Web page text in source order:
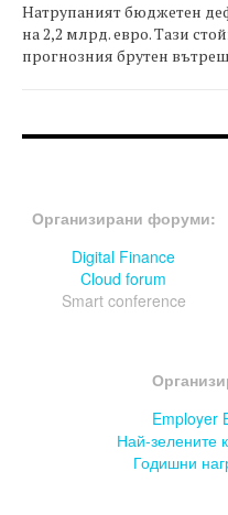
Натрупаният бюджетен
на 2,2 млрд. евро. Тази
прогнозния брутен
Организирани форуми:
Digital Finance
Cloud forum
Smart conference
Employer
Най-зелените
Годишни